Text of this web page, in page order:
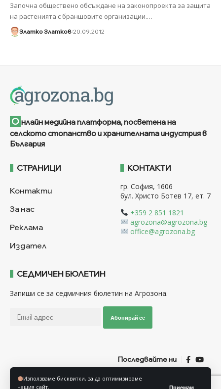
Използваме бисквитки, за да оптимизираме
нашия сайт.
Приемам
Започна обществено обсъждане на законопроекта за защита
на растенията с браншовите организации.…
Златко Златков 20.09.2012
О нлайн медийна платформа, посветена на
селското стопанство и хранителната индустрия в
България
СТРАНИЦИ
Контакти
За нас
Реклама
Издател
КОНТАКТИ
гр. София, 1606
бул. Христо Ботев 17, ет. 7
+359 2 851 1821
agrozona@agrozona.bg
office@agrozona.bg
СЕДМИЧЕН БЮЛЕТИН
Запиши се за седмичния бюлетин на Агрозона.
Абонирай се
Последвайте ни
Общи условия Политика за използване на “Бисквитки”